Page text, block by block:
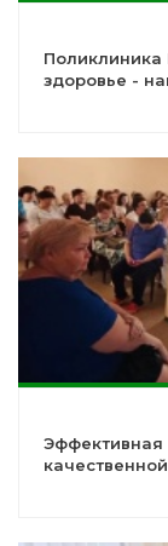
Поликлиника
здоровье -
Эффективная